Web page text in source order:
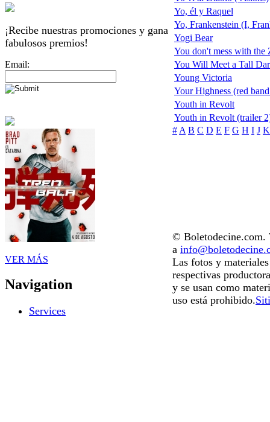
¡Recibe nuestras promociones y gana
fabulosos premios!
Email:
VER MÁS
Navigation
Services
Yo, él y Raquel
Yo, Frankenstein (I,
Yogi Bear
You don't mess with the
You Will Meet a Tall
Young Victoria
Your Highness (red
Youth in Revolt
Youth in Revolt (trailer
# A B C D E F G H I J K
© Boletodecine.com.
a
Las fotos y
respectivas
y se usan como
uso está prohibido.